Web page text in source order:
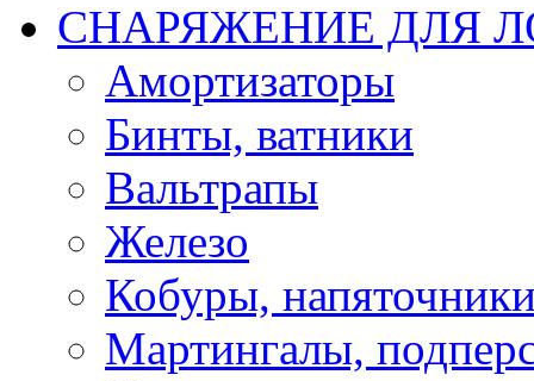
СНАРЯЖЕНИЕ ДЛЯ
Амортизаторы
Бинты, ватники
Вальтрапы
Железо
Кобуры,
Мартингалы,